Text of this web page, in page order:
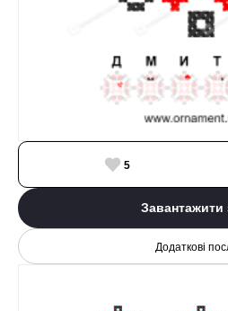
5
Завантажити
Додаткові